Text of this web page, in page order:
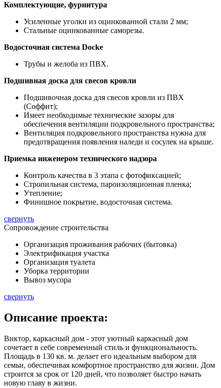
Комплектующие, фурнитура
Усиленные уголки из оцинкованной стали 2 мм;
Стальные оцинкованные саморезы.
Водосточная система Docke
Трубы и желоба из ПВХ.
Подшивная доска для свесов кровли
Подшивочная доска для свесов кровли из ПВХ
(Соффит);
Имеет необходимые технические зазоры для
обеспечения вентиляции подкровельного пространства;
Вентиляция подкровельного пространства нужна для
предотвращения появления наледи и сосулек на крыше.
Приемка инженером технического надзора
Контроль качества в 3 этапа с фотофиксацией;
Стропильная система, пароизоляционная пленка;
Утепление;
Финишное покрытие, водосточная система.
свернуть
Сопровождение строительства
Организация проживания рабочих (бытовка)
Электрификация участка
Организация туалета
Уборка территории
Вывоз мусора
свернуть
Описание проекта:
Виктор, каркасный дом - этот уютный каркасный дом
сочетает в себе современный стиль и функциональность.
Площадь в 130 кв. м. делает его идеальным выбором для
семьи, обеспечивая комфортное пространство для жизни. Дом
строится за срок от 120 дней, что позволяет быстро начать
новую главу в жизни.